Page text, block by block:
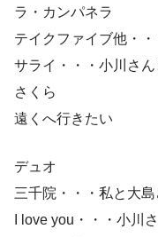
ラ・カンパネラ
テイクファイブ他・
サライ・・・小川さ
さくら
遠くへ行きたい
デュオ
三千院・・・私と大島
I love you・・・小川